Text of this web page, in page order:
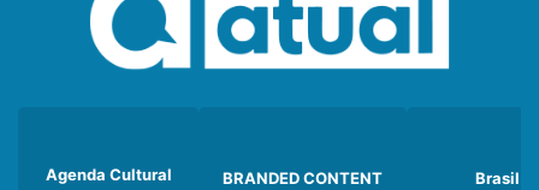
Agenda Cultural BRANDED CONTENT Brasil